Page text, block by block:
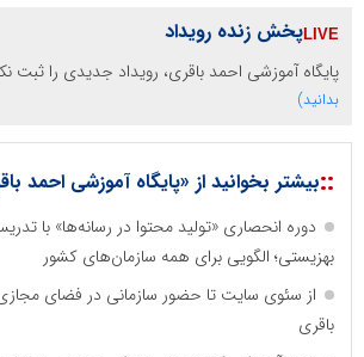
پخش زنده رویداد
پایگاه آموزشی احمد باقری، رویداد جدیدی را ثبت
بدانید)
::بیشتر بخوانید از «پایگاه آموزشی احمد
دوره انحصاری «تولید محتوا در رسانه‌ها» با
بهزیستی؛ الگویی برای همه سازمان‌های کشور
از سئوی سایت تا حضور سازمانی در فضای
باقری